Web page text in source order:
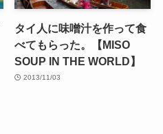
タイ人に味噌汁を作って食
べてもらった。【MISO
SOUP IN THE WORLD】
2013/11/03